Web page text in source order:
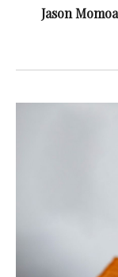
Jason